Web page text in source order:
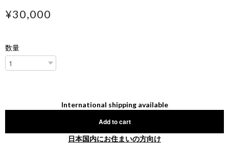
¥30,000
数量
International shipping available
Add to cart
日本国内にお住まいの方向け